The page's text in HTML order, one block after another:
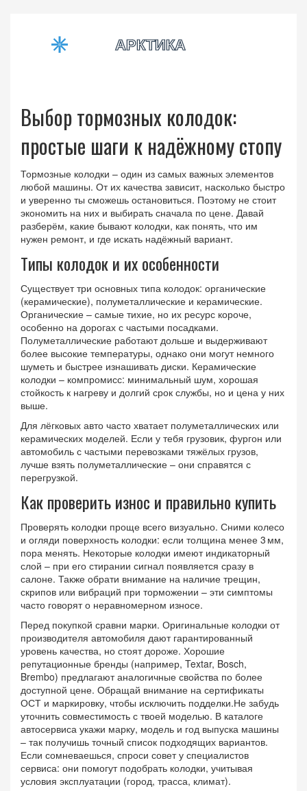
Выбор тормозных колодок:
простые шаги к надёжному стопу
Тормозные колодки – один из самых важных элементов
любой машины. От их качества зависит, насколько быстро
и уверенно ты сможешь остановиться. Поэтому не стоит
экономить на них и выбирать сначала по цене. Давай
разберём, какие бывают колодки, как понять, что им
нужен ремонт, и где искать надёжный вариант.
Типы колодок и их особенности
Существует три основных типа колодок: органические
(керамические), полуметаллические и керамические.
Органические – самые тихие, но их ресурс короче,
особенно на дорогах с частыми посадками.
Полуметаллические работают дольше и выдерживают
более высокие температуры, однако они могут немного
шуметь и быстрее изнашивать диски. Керамические
колодки – компромисс: минимальный шум, хорошая
стойкость к нагреву и долгий срок службы, но и цена у них
выше.
Для лёгковых авто часто хватает полуметаллических или
керамических моделей. Если у тебя грузовик, фургон или
автомобиль с частыми перевозками тяжёлых грузов,
лучше взять полуметаллические – они справятся с
перегрузкой.
Как проверить износ и правильно купить
Проверять колодки проще всего визуально. Сними колесо
и огляди поверхность колодки: если толщина менее 3 мм,
пора менять. Некоторые колодки имеют индикаторный
слой – при его стирании сигнал появляется сразу в
салоне. Также обрати внимание на наличие трещин,
скрипов или вибраций при торможении – эти симптомы
часто говорят о неравномерном износе.
Перед покупкой сравни марки. Оригинальные колодки от
производителя автомобиля дают гарантированный
уровень качества, но стоят дороже. Хорошие
репутационные бренды (например, Textar, Bosch,
Brembo) предлагают аналогичные свойства по более
доступной цене. Обращай внимание на сертификаты
ОСТ и маркировку, чтобы исключить подделки.Не забудь
уточнить совместимость с твоей моделью. В каталоге
автосервиса укажи марку, модель и год выпуска машины
– так получишь точный список подходящих вариантов.
Если сомневаешься, спроси совет у специалистов
сервиса: они помогут подобрать колодки, учитывая
условия эксплуатации (город, трасса, климат).